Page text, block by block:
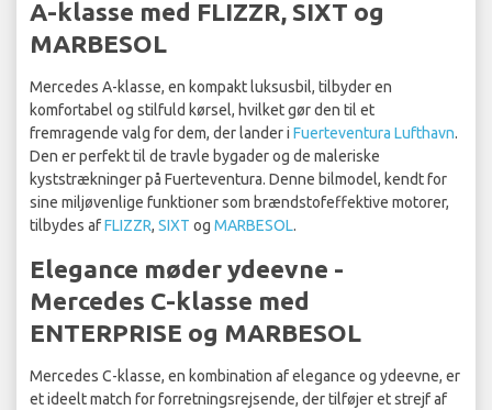
A-klasse med FLIZZR, SIXT og
MARBESOL
Mercedes A-klasse, en kompakt luksusbil, tilbyder en
komfortabel og stilfuld kørsel, hvilket gør den til et
fremragende valg for dem, der lander i Fuerteventura Lufthavn.
Den er perfekt til de travle bygader og de maleriske
kyststrækninger på Fuerteventura. Denne bilmodel, kendt for
sine miljøvenlige funktioner som brændstofeffektive motorer,
tilbydes afFLIZZR, SIXT og MARBESOL.
Elegance møder ydeevne -
Mercedes C-klasse med
ENTERPRISE og MARBESOL
Mercedes C-klasse, en kombination af elegance og ydeevne, er
et ideelt match for forretningsrejsende, der tilføjer et strejf af